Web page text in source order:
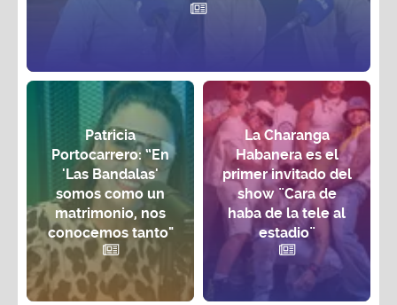
Patricia
Portocarrero: “En
'Las Bandalas'
somos como un
matrimonio, nos
conocemos tanto"
La Charanga
Habanera es el
primer invitado del
show ¨Cara de
haba de la tele al
estadio¨